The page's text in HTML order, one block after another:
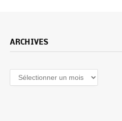
ARCHIVES
Archives